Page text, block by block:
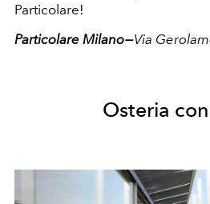
Particolare!
Particolare Milano —Via
Osteria